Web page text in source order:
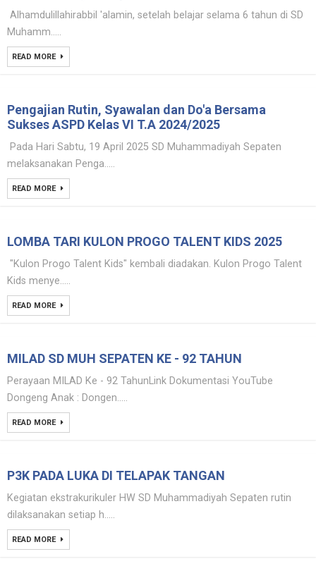
Alhamdulillahirabbil 'alamin, setelah belajar selama 6 tahun di SD
Muhamm.....
READ MORE
Pengajian Rutin, Syawalan dan Do'a Bersama
Sukses ASPD Kelas VI T.A 2024/2025
Pada Hari Sabtu, 19 April 2025 SD Muhammadiyah Sepaten
melaksanakan Penga.....
READ MORE
LOMBA TARI KULON PROGO TALENT KIDS 2025
"Kulon Progo Talent Kids" kembali diadakan. Kulon Progo Talent
Kids menye.....
READ MORE
MILAD SD MUH SEPATEN KE - 92 TAHUN
Perayaan MILAD Ke - 92 TahunLink Dokumentasi YouTube
Dongeng Anak : Dongen.....
READ MORE
P3K PADA LUKA DI TELAPAK TANGAN
Kegiatan ekstrakurikuler HW SD Muhammadiyah Sepaten rutin
dilaksanakan setiap h.....
READ MORE